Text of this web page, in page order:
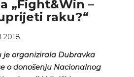
„Fight&Win –
raku?“
2018.
je organizirala Dubravka
o donošenju Nacionalnog